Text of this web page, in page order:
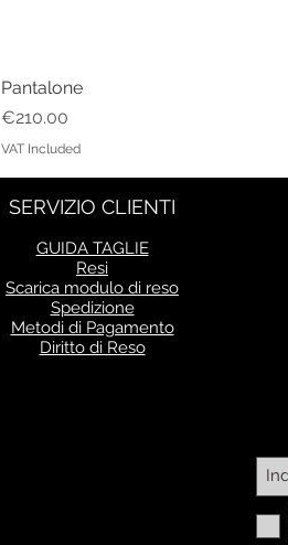
Pantalone
Price
€210.00
VAT Included
SERVIZIO CLIENTI
GUIDA TAGLIE
Resi
Scarica modulo di reso
Spedizione
Metodi di Pagamento
Diritto di Reso